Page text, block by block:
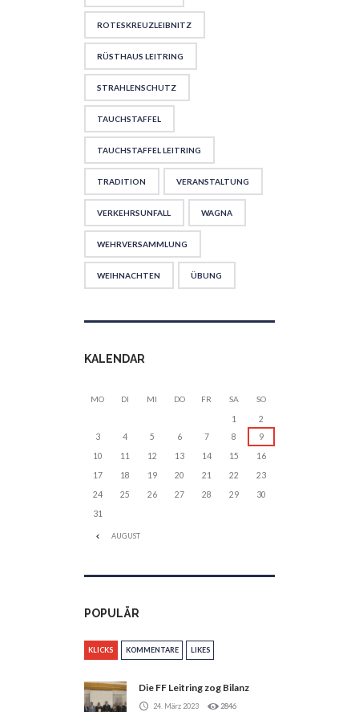
ROTESKREUZLEIBNITZ
RÜSTHAUS LEITRING
STRAHLENSCHUTZ
TAUCHSTAFFEL
TAUCHSTAFFEL LEITRING
TRADITION VERANSTALTUNG
VERKEHRSUNFALL WAGNA
WEHRVERSAMMLUNG
WEIHNACHTEN ÜBUNG
KALENDAR
AUGUST
MO DI MI DO FR SA SO
1
2
3
4 5 6 7 8
9
10
11 12 13 14 15
16
17
18 19 20 21 22
23
24
25 26 27 28 29
30
31
POPULÄR
KLICKS KOMMENTARE LIKES
Die FF Leitring zog Bilanz
24. März 2023 2846